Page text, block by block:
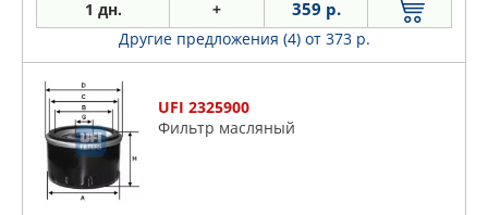
1 дн. + 359 р.
Другие предложения (4) от 373 р.
UFI 2325900
Фильтр масляный